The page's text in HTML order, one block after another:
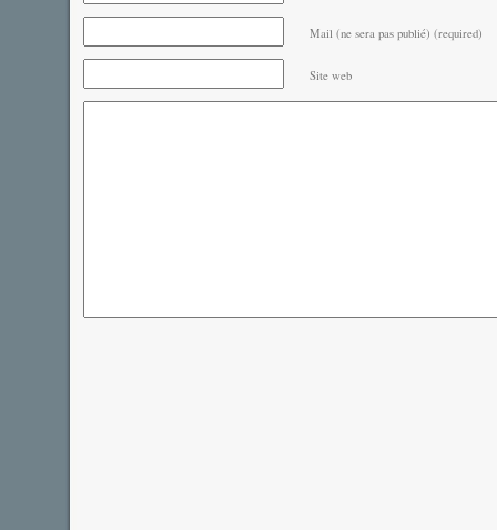
Mail (ne sera pas publié) (required)
Site web